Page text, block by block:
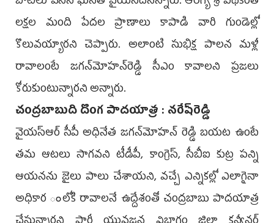
లక్షల మంది పేదల ప్రాణాలు కాపాడి వారి గుండెల్లో
కొలువయ్యారని చెప్పారు. అలాంటి సుభిక్ష పాలన మళ్లీ
రావాలంటే జగన్‌మోహన్‌రెడ్డి సీఎం కావాలని ప్రజలు
కోరుకుంటున్నారని అన్నారు.
చంద్రబాబుది దొంగ పాదయాత్ర : నరేష్‌రెడ్డి
వైయస్ఆర్ సీపీ అధినేత జగన్‌మోహన్‌ రెడ్డి బయట ఉంటే
తమ ఆటలు సాగవని టీడీపీ, కాంగ్రెస్, సీబీఐ కుట్ర పన్ని
ఆయనను జైలు పాలు చేశాయని, వచ్చే ఎన్నికల్లో ఎలాగైనా
అధికార ంలోకి రావాలనే ఉద్దేశంతో చంద్రబాబు పాదయాత్ర